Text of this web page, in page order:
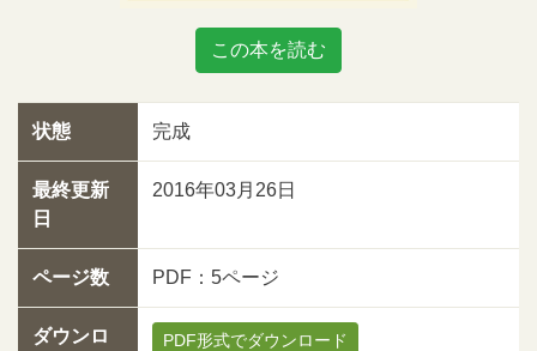
この本を読む
状態 完成
最終更新
日
2016年03月26日
ページ数 PDF：5ページ
ダウンロ
PDF形式でダウンロード